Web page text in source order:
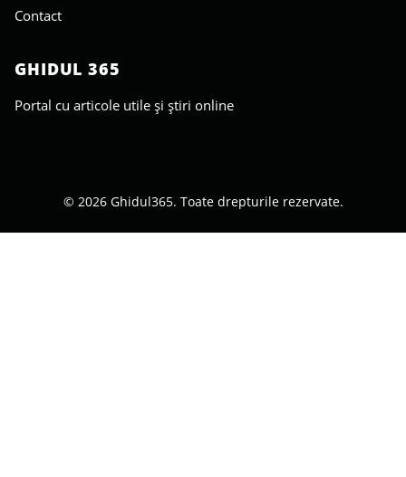
Contact
GHIDUL 365
Portal cu articole utile și știri online
© 2026 Ghidul365. Toate drepturile rezervate.